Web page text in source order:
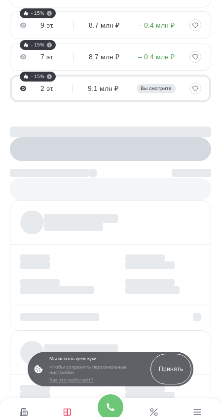
- 15%
9 эт. 8.7 млн ₽ – 0.4 млн ₽
- 15%
7 эт. 8.7 млн ₽ – 0.4 млн ₽
- 15%
2 эт. 9.1 млн ₽ Вы смотрите
Мы используем куки
Чтобы сохранить персональные
настройки
Как это работает?
Принять